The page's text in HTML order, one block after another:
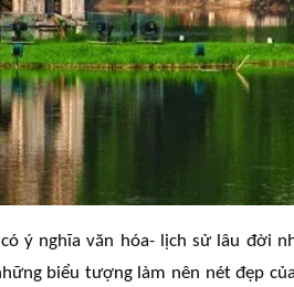
ý nghĩa văn hóa- lịch sử lâu đời
biểu tượng làm nên nét đẹp